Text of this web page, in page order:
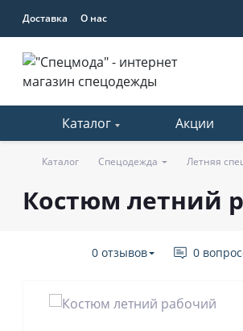
Доставка О нас
Каталог Акции
Каталог Спецодежда Летняя
Костюм летний
0 отзывов 0